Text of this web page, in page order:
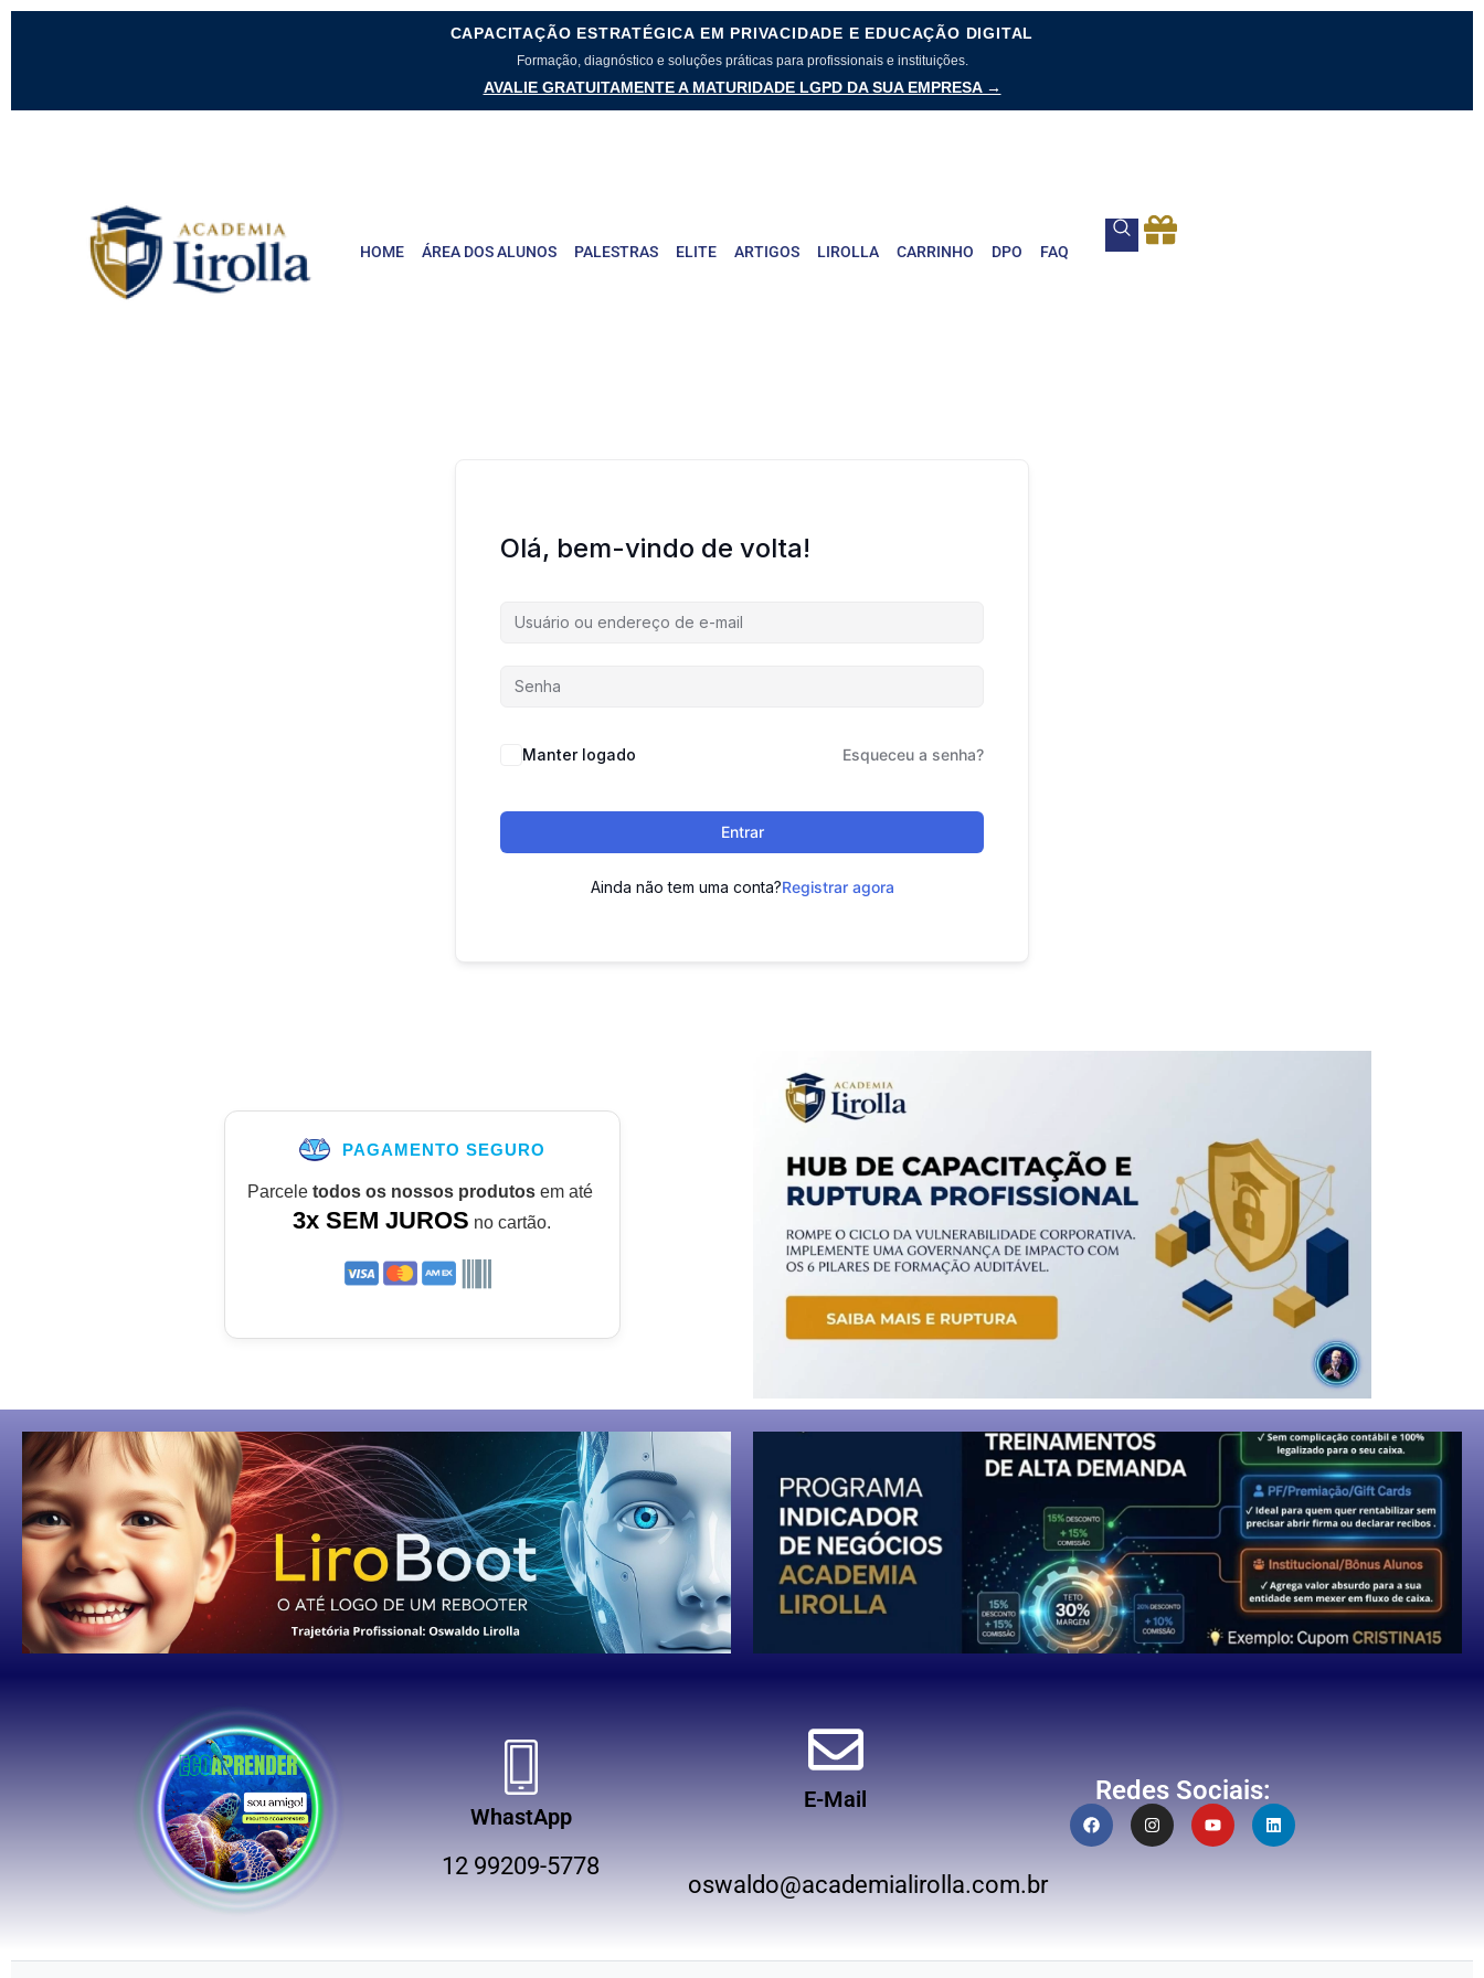
CAPACITAÇÃO ESTRATÉGICA EM PRIVACIDADE E EDUCAÇÃO DIGITAL
Formação, diagnóstico e soluções práticas para profissionais e instituições.
AVALIE GRATUITAMENTE A MATURIDADE LGPD DA SUA EMPRESA →
HOME ÁREA DOS ALUNOS PALESTRAS ELITE ARTIGOS LIROLLA CARRINHO DPO FAQ
Olá, bem-vindo de volta!
Manter logado Esqueceu a senha?
Entrar
Ainda não tem uma conta?Registrar agora
PAGAMENTO SEGURO
Parcele todos os nossos produtosem até
3x SEM JUROS no cartão.
WhastApp
12 99209-5778
E-Mail
oswaldo@academialirolla.com.br
Redes Sociais: